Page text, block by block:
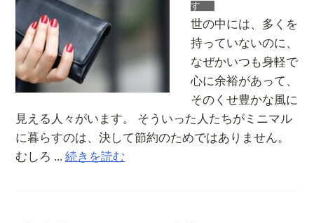
す
世の中には、多くを
持っていないのに、
なぜかいつも身軽で
心に余裕があって、
そのくせ豊かな風に
見える人々がいます。 そういった人たちがミニマル
に暮らすのは、決して節約のためではありません。
むしろ ...続きを読む